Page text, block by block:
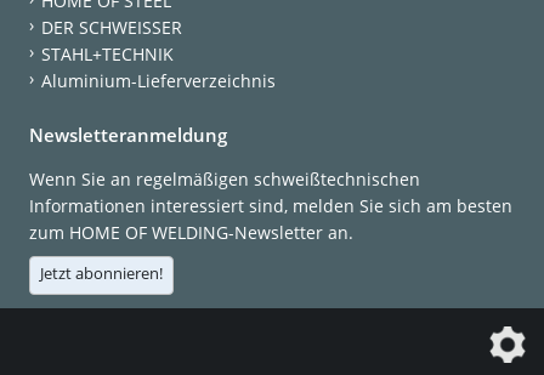
DER SCHWEISSER
STAHL+TECHNIK
Aluminium-Lieferverzeichnis
Newsletteranmeldung
Wenn Sie an regelmäßigen schweißtechnischen
Informationen interessiert sind, melden Sie sich am besten
zum HOME OF WELDING-Newsletter an.
Jetzt abonnieren!